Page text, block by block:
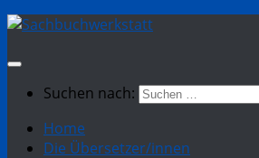
Suchen nach:
Home
Die Übersetzer/innen